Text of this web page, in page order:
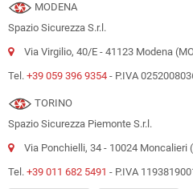
MODENA
Spazio Sicurezza S.r.l.
Via Virgilio, 40/E - 41123 Modena
Tel. +39 059 396 9354 - P.IVA
TORINO
Spazio Sicurezza Piemonte S.r.l.
Via Ponchielli, 34 - 10024 Moncalieri
Tel. +39 011 682 5491 - P.IVA